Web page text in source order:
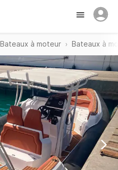
Bateaux à moteur Bateaux à